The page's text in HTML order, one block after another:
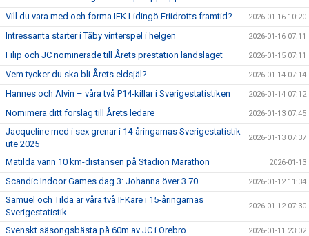
Vill du vara med och forma IFK Lidingö Friidrotts framtid? 2026-01-16 10:20
Intressanta starter i Täby vinterspel i helgen 2026-01-16 07:11
Filip och JC nominerade till Årets prestation landslaget 2026-01-15 07:11
Vem tycker du ska bli Årets eldsjäl? 2026-01-14 07:14
Hannes och Alvin – våra två P14-killar i Sverigestatistiken 2026-01-14 07:12
Nomimera ditt förslag till Årets ledare 2026-01-13 07:45
Jacqueline med i sex grenar i 14-åringarnas Sverigestatistik
ute 2025
2026-01-13 07:37
Matilda vann 10 km-distansen på Stadion Marathon 2026-01-13
Scandic Indoor Games dag 3: Johanna över 3.70 2026-01-12 11:34
Samuel och Tilda är våra två IFKare i 15-åringarnas
Sverigestatistik
2026-01-12 07:30
Svenskt säsongsbästa på 60m av JC i Örebro 2026-01-11 23:02